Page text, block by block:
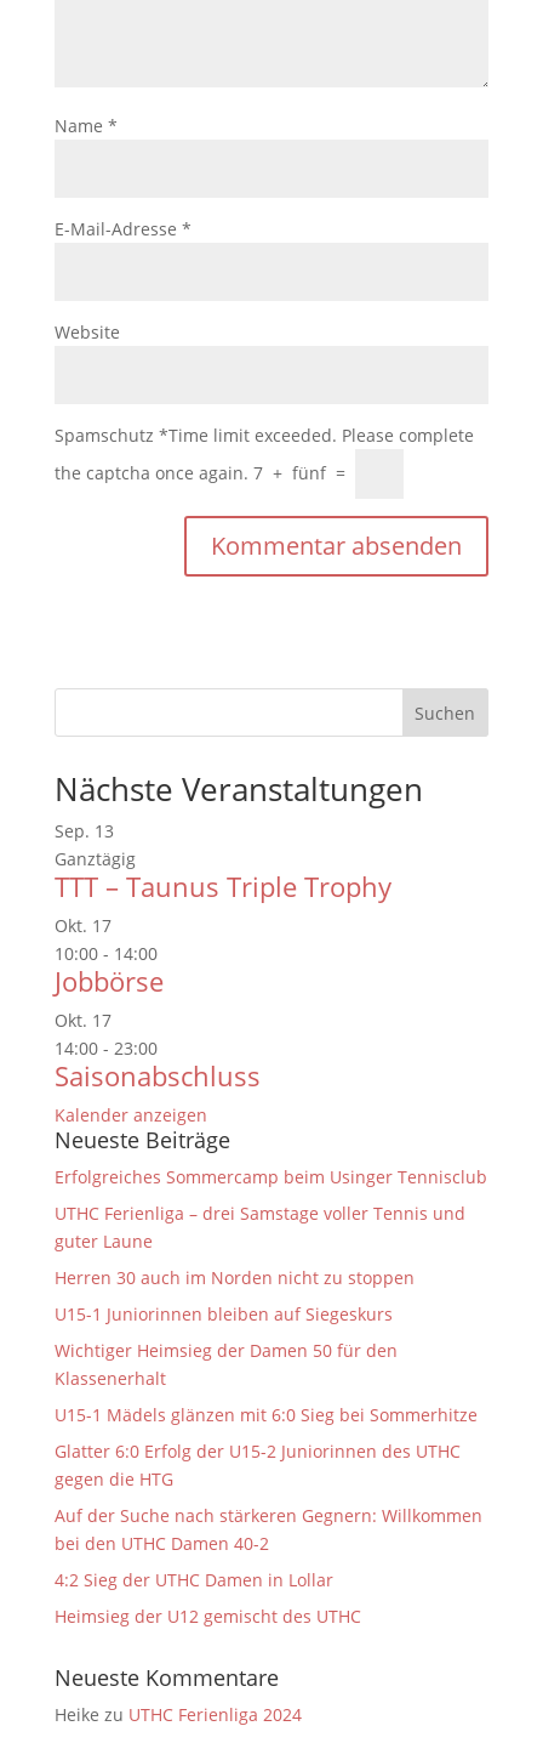
Name *
E-Mail-Adresse *
Website
Spamschutz *Time limit exceeded. Please complete
the captcha once again. 7 + fünf =
Nächste Veranstaltungen
Sep. 13
Ganztägig
TTT – Taunus Triple Trophy
Okt. 17
10:00- 14:00
Jobbörse
Okt. 17
14:00- 23:00
Saisonabschluss
Kalender anzeigen
Neueste Beiträge
Erfolgreiches Sommercamp beim Usinger Tennisclub
UTHC Ferienliga – drei Samstage voller Tennis und
guter Laune
Herren 30 auch im Norden nicht zu stoppen
U15-1 Juniorinnen bleiben auf Siegeskurs
Wichtiger Heimsieg der Damen 50 für den
Klassenerhalt
U15-1 Mädels glänzen mit 6:0 Sieg bei Sommerhitze
Glatter 6:0 Erfolg der U15-2 Juniorinnen des UTHC
gegen die HTG
Auf der Suche nach stärkeren Gegnern: Willkommen
bei den UTHC Damen 40-2
4:2 Sieg der UTHC Damen in Lollar
Heimsieg der U12 gemischt des UTHC
Neueste Kommentare
Heike zu UTHC Ferienliga 2024